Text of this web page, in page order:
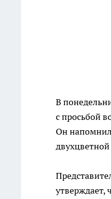
В
с просьбой
Он
утверждает,